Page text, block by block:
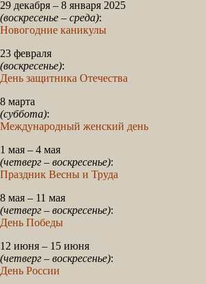
29 декабря – 8 января 2025
(воскресенье – среда):
Новогодние каникулы
23 февраля
(воскресенье):
День защитника Отечества
8 марта
(суббота):
Международный женский день
1 мая – 4 мая
(четверг – воскресенье):
Праздник Весны и Труда
8 мая – 11 мая
(четверг – воскресенье):
День Победы
12 июня – 15 июня
(четверг – воскресенье):
День России